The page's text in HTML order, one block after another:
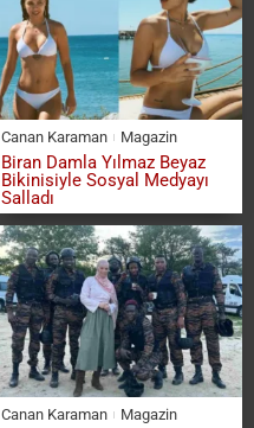
Canan Karaman Magazin
Biran Damla Yılmaz Beyaz
Bikinisiyle Sosyal Medyayı
Salladı
Canan Karaman Magazin